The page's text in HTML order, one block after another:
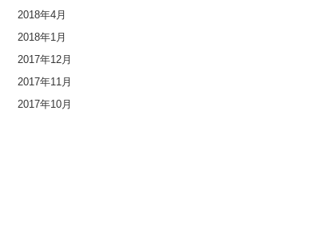
2018年4月
2018年1月
2017年12月
2017年11月
2017年10月